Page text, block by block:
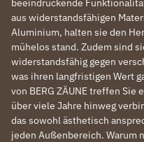
beeindruckende
aus widerstandsfähigen
Aluminium, halten sie den
mühelos stand. Zudem sind
widerstandsfähig gegen
was ihren langfristigen Wert
von BERG ZÄUNE treffen
über viele Jahre hinweg
das sowohl ästhetisch
jeden Außenbereich. Warum